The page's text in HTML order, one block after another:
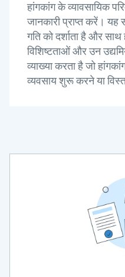
हांगकांग के व्यावसायिक
जानकारी प्राप्त करें। यह
गति को दर्शाता है और साथ
विशिष्टताओं और उन
व्याख्या करता है जो
व्यवसाय शुरू करने या